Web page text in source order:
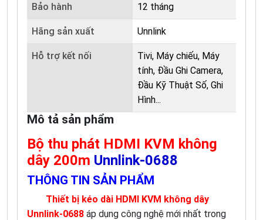
Bảo hành 12 tháng
Hãng sản xuất Unnlink
Hỗ trợ kết nối
Tivi, Máy chiếu, Máy
tính, Đầu Ghi Camera,
Đầu Kỹ Thuật Số, Ghi
Hình...
Mô tả sản phẩm
Bộ thu phát HDMI KVM không
dây 200m Unnlink-0688
THÔNG TIN SẢN PHẨM
Thiết bị kéo dài HDMI KVM không dây
Unnlink-0688 áp dụng công nghệ mới nhất trong